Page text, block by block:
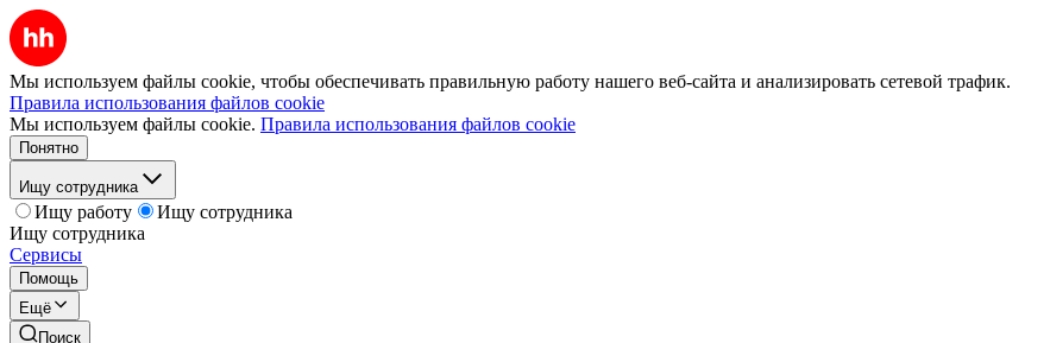
Мы используем файлы cookie, чтобы обеспечивать правильную работу нашего веб-сайта и анализировать сетевой трафик.
Правила использования файлов cookie
Мы используем файлы cookie. Правила использования файлов cookie
Понятно
Ищу сотрудника
Ищу работу
Ищу сотрудника
Ищу сотрудника
Сервисы
Помощь
Ещё
Поиск